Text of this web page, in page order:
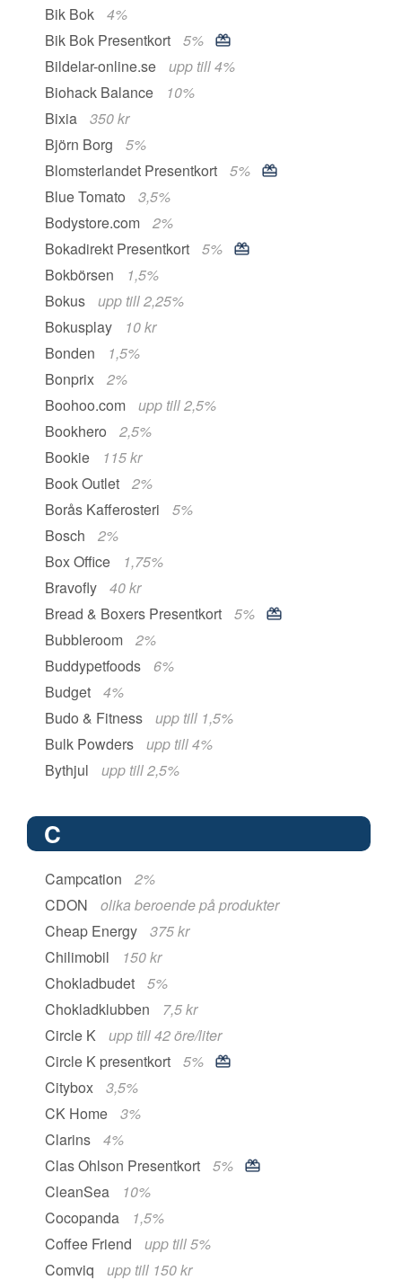
Bik Bok
4%
Bik Bok Presentkort
5%
Bildelar-online.se
upp till 4%
Biohack Balance
10%
Bixia
350 kr
Björn Borg
5%
Blomsterlandet Presentkort
5%
Blue Tomato
3,5%
Bodystore.com
2%
Bokadirekt Presentkort
5%
Bokbörsen
1,5%
Bokus
upp till 2,25%
Bokusplay
10 kr
Bonden
1,5%
Bonprix
2%
Boohoo.com
upp till 2,5%
Bookhero
2,5%
Bookie
115 kr
Book Outlet
2%
Borås Kafferosteri
5%
Bosch
2%
Box Office
1,75%
Bravofly
40 kr
Bread & Boxers Presentkort
5%
Bubbleroom
2%
Buddypetfoods
6%
Budget
4%
Budo & Fitness
upp till 1,5%
Bulk Powders
upp till 4%
Bythjul
upp till 2,5%
C
Campcation
2%
CDON
olika beroende på produkter
Cheap Energy
375 kr
Chilimobil
150 kr
Chokladbudet
5%
Chokladklubben
7,5 kr
Circle K
upp till 42 öre/liter
Circle K presentkort
5%
Citybox
3,5%
CK Home
3%
Clarins
4%
Clas Ohlson Presentkort
5%
CleanSea
10%
Cocopanda
1,5%
Coffee Friend
upp till 5%
Comviq
upp till 150 kr